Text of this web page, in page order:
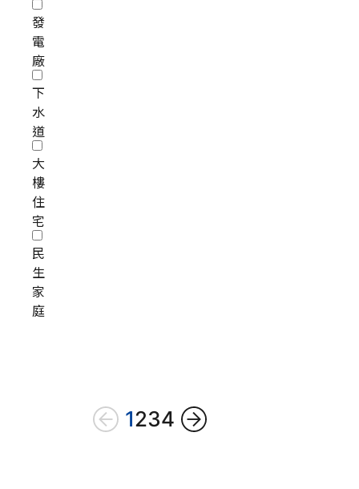
發
電
廠
下
水
道
大
樓
住
宅
民
生
家
庭
1234